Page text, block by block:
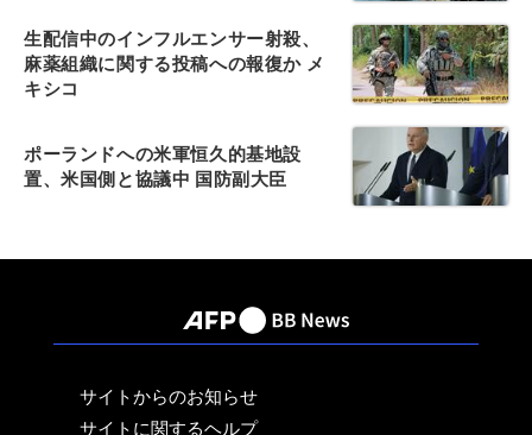
生配信中のインフルエンサー射殺、
麻薬組織に関する投稿への報復か メ
キシコ
ポーランドへの米軍恒久的基地設
置、米国側と協議中 国防副大臣
サイトからのお知らせ
サイトに関するヘルプ